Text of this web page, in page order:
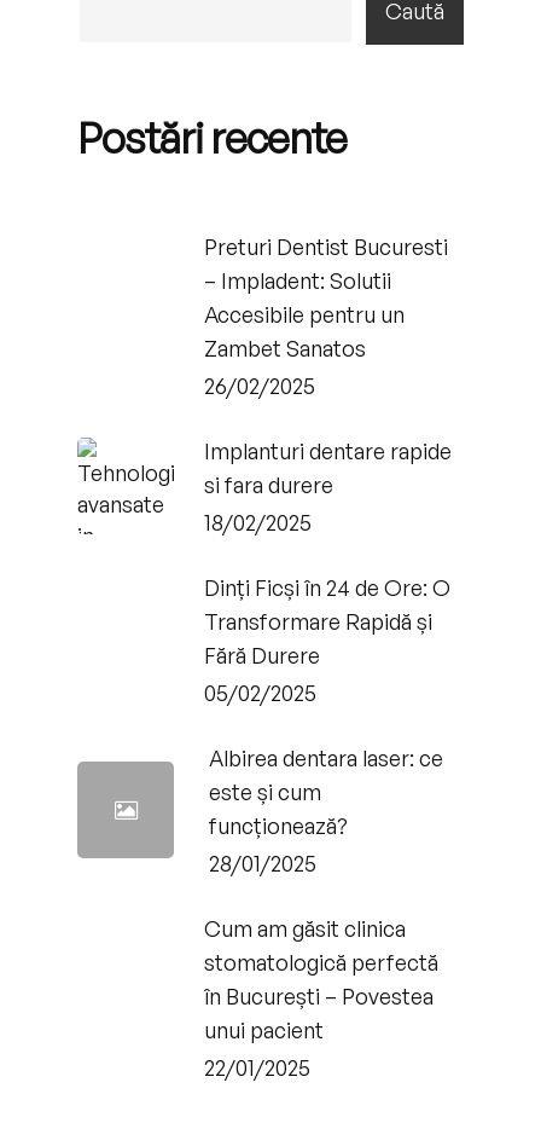
Caută
Postări recente
Preturi Dentist Bucuresti
– Impladent: Solutii
Accesibile pentru un
Zambet Sanatos
26/02/2025
Implanturi dentare rapide
si fara durere
18/02/2025
Dinți Ficși în 24 de Ore: O
Transformare Rapidă și
Fără Durere
05/02/2025
Albirea dentara laser: ce
este și cum
funcționează?
28/01/2025
Cum am găsit clinica
stomatologică perfectă
în București – Povestea
unui pacient
22/01/2025